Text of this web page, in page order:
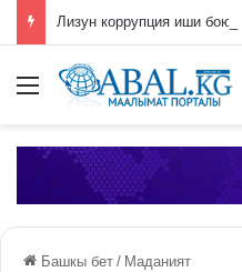
Лизун коррупция иши
Меню
Башкы бет / Маданият